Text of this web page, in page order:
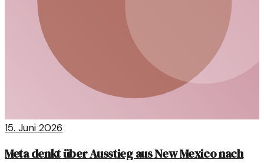
15. Juni 2026
Meta denkt über Ausstieg aus New Mexico nach